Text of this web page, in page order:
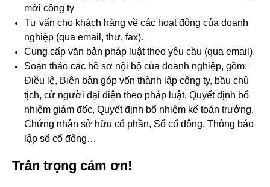
mới công ty
Tư vấn cho khách hàng về các hoạt động của doanh
nghiệp (qua email, thư, fax).
Cung cấp văn bản pháp luật theo yêu cầu (qua email).
Soạn thảo các hồ sơ nội bộ của doanh nghiệp, gồm:
Điều lệ, Biên bản góp vốn thành lập công ty, bầu chủ
tịch, cử người đại diện theo pháp luật, Quyết định bổ
nhiệm giám đốc, Quyết định bổ nhiệm kế toán trưởng,
Chứng nhận sở hữu cổ phần, Sổ cổ đông, Thông báo
lập sổ cổ đông…
Trân trọng cảm ơn!